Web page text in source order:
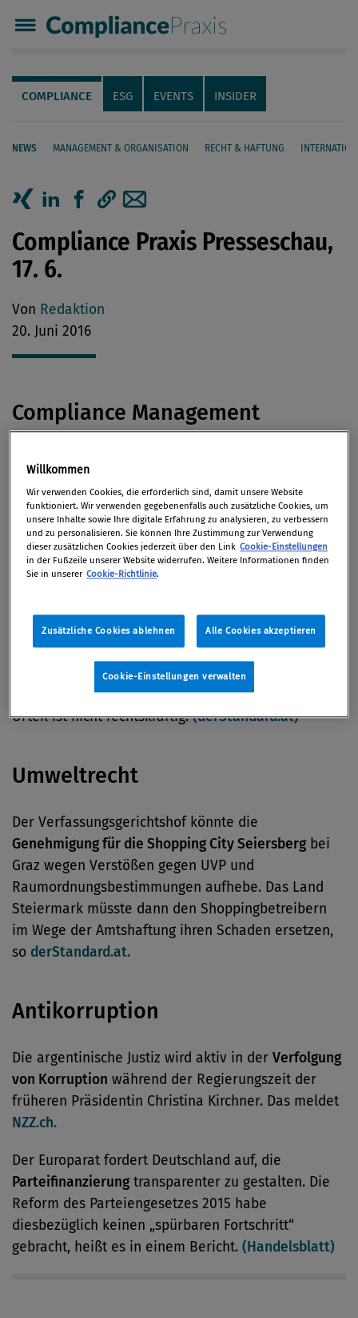
Compliance Praxis
Servicenavigation
Navigation
COMPLIANCE ESG EVENTS INSIDER
NEWS MANAGEMENT & ORGANISATION RECHT & HAFTUNG
Seiteninhalt
Artikel auf Xing teilen
Artikel auf linkedIn teilen
Artikel auf Facebook teilen
Artikellink kopieren
Artikel per Mail teilen
Compliance Praxis Presseschau,
17. 6.
Von Redaktion
20. Juni 2016
Compliance Management
Die Direktorin des Belvedere, Agnes Husslein-Arco,
Pressekonferenz eine rasche und lückenlose
Aufklärung der sogenannten„Compliance-
Vorwürfe“,die am Dienstag publik gemacht wurden.
Im Immofinanz-Prozess ist Donnerstagnachmittag
der prominenteTennismanager Ronnie Leitgeb
20 Monaten bedingter Haft verurteilt worden. Das
Urteil ist nicht rechtskräftig.(derStandard.at)
Umweltrecht
Der Verfassungsgerichtshof könnte die
Genehmigung für die Shopping City Seiersbergbei
Graz wegen Verstößen gegen UVP und
Raumordnungsbestimmungen aufhebe. Das Land
Steiermark müsste dann den Shoppingbetreibern
im Wege der Amtshaftung ihren Schaden ersetzen,
so derStandard.at.
Antikorruption
Die argentinische Justiz wird aktiv in der Verfolgung
von Korruption während der Regierungszeit der
früheren Präsidentin Christina Kirchner. Das meldet
NZZ.ch.
Der Europarat fordert Deutschland auf, die
Parteifinanzierungtransparenter zu gestalten. Die
Reform des Parteiengesetzes 2015 habe
diesbezüglich keinen „spürbaren Fortschritt“
gebracht, heißt es in einem Bericht. (Handelsblatt)
Willkommen
Wir verwenden Cookies, die erforderlich sind, damit unsere Website
funktioniert. Wir verwenden gegebenenfalls auch zusätzliche Cookies, um
unsere Inhalte sowie Ihre digitale Erfahrung zu analysieren, zu verbessern
und zu personalisieren. Sie können Ihre Zustimmung zur Verwendung
dieser zusätzlichen Cookies jederzeit über den Link Cookie-Einstellungen
in der Fußzeile unserer Website widerrufen. Weitere Informationen finden
Sie in unserer Cookie-Richtlinie.
Zusätzliche Cookies ablehnen Alle Cookies akzeptieren
Cookie-Einstellungen verwalten